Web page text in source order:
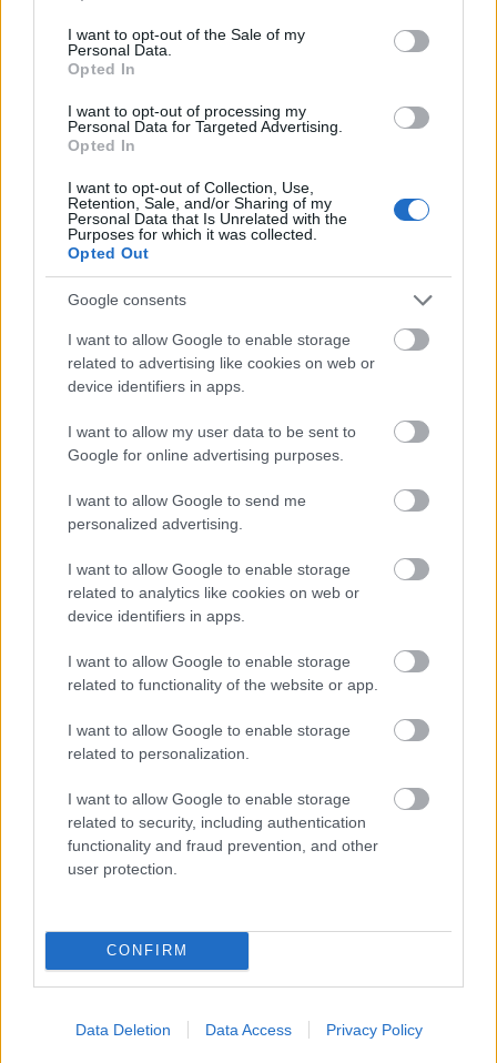
use your data for below specified purposes in below Google
consent section.
I want to opt-out of the Sale of my
Personal Data.
Opted In
I want to opt-out of processing my
Personal Data for Targeted Advertising.
Opted In
I want to opt-out of Collection, Use,
Retention, Sale, and/or Sharing of my
Personal Data that Is Unrelated with the
Purposes for which it was collected.
Opted Out
Google consents
I want to allow Google to enable storage
related to advertising like cookies on web or
device identifiers in apps.
I want to allow my user data to be sent to
Google for online advertising purposes.
I want to allow Google to send me
personalized advertising.
I want to allow Google to enable storage
related to analytics like cookies on web or
device identifiers in apps.
I want to allow Google to enable storage
related to functionality of the website or app.
I want to allow Google to enable storage
related to personalization.
I want to allow Google to enable storage
related to security, including authentication
functionality and fraud prevention, and other
user protection.
CONFIRM
Data Deletion Data Access Privacy Policy
kétség.” Talán ezúttal tényleg a zsigereiben érzi,
hogy így lesz.
Ez történt mostanában a
sztárokkal:
Itt a bizonyíték: Timothée Chalamet és Kylie
Jenner tényleg randiznak
Ez az oka, hogy Eva Mendes soha nem pózol
Ariana Grande elárulta, mi áll a radikális fogyása
hátterében
Megosztás
Itt állíthatod be
, hogy a Google